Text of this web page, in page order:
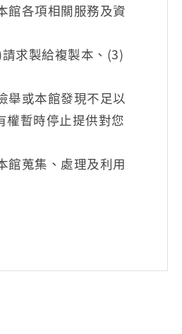
館各項相關服務及資
求製給複製本、(3)
舉或本館發現不足以
權暫時停止提供對您
館蒐集、處理及利用